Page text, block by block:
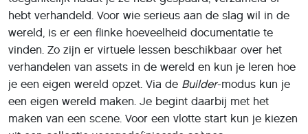
hebt verhandeld. Voor wie serieus aan de slag wil in de
wereld, is er een flinke hoeveelheid documentatie te
vinden. Zo zijn er virtuele lessen beschikbaar over het
verhandelen van assets in de wereld en kun je leren hoe
je een eigen wereld opzet. Via de Builder-modus kun je
een eigen wereld maken. Je begint daarbij met het
maken van een scene. Voor een vlotte start kun je kiezen